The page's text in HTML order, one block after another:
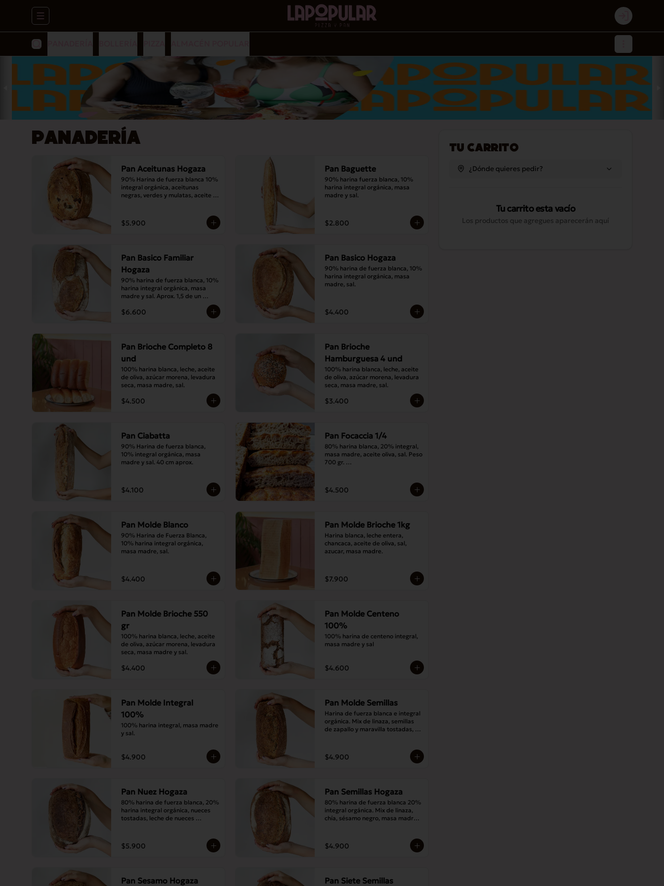
Abrir menu de navegación Login
PANADERÍA
Pan Aceitunas Hogaza
90% Harina de fuerza blanca 10%
integral orgánica, aceitunas
negras, verdes y mulatas, aceite
$5.900
Pan Baguette
90% harina fuerza blanca, 10%
harina integral orgánica, masa
madre y sal.
$2.800
Pan Basico Familiar
Hogaza
90% harina de fuerza blanca, 10%
harina integral orgánica, masa
madre y sal. Aprox. 1,5 de un
$6.600
Pan Basico Hogaza
90% harina de fuerza blanca, 10%
harina integral orgánica, masa
madre, sal.
$4.400
Pan Brioche Completo 8
und
100% harina blanca, leche, aceite
de oliva, azúcar morena, levadura
seca, masa madre, sal.
$4.500
Pan Brioche
Hamburguesa 4 und
100% harina blanca, leche, aceite
de oliva, azúcar morena, levadura
seca, masa madre, sal.
$3.400
Pan Ciabatta
90% Harina de fuerza blanca,
10% integral orgánica, masa
madre y sal. 40 cm aprox.
$4.100
Pan Focaccia 1/4
80% harina blanca, 20% integral,
masa madre, aceite oliva, sal. Peso
700 gr.
$4.500
Pan Molde Blanco
90% Harina de Fuerza Blanca,
10% harina integral orgánica,
masa madre, sal.
$4.400
Pan Molde Brioche 1kg
Harina blanca, leche entera,
chancaca, aceite de oliva, sal,
azucar, masa madre.
$7.900
Pan Molde Brioche 550
gr
100% harina blanca, leche, aceite
de oliva, azúcar morena, levadura
seca, masa madre y sal.
$4.400
Pan Molde Centeno
100%
100% harina de centeno integral,
masa madre y sal
$4.600
Pan Molde Integral
100%
100% harina integral, masa madre
y sal.
$4.900
Pan Molde Semillas
Harina de fuerza blanca e integral
orgánica. Mix de linaza, semillas
de zapallo y maravilla tostadas,
$4.900
Pan Nuez Hogaza
80% harina de fuerza blanca, 20%
harina integral orgánica, nueces
tostadas, leche de nueces
$5.900
Pan Semillas Hogaza
80% harina de fuerza blanca 20%
integral orgánica. Mix de linaza,
chía, sésamo negro, masa madre y
$4.900
Pan Sesamo Hogaza
Pan Siete Semillas
Tu Carrito
¿Dónde quieres pedir?
Tu carrito esta vacío
Los productos que agregues aparecerán aquí